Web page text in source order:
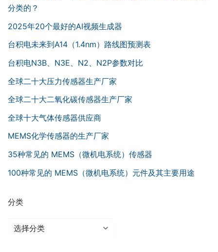
分类的？
2025年20个最好的AI视频生成器
台积电未来到A14（1.4nm）路线图预测表
台积电N3B、N3E、N2、N2P参数对比
全球二十大压力传感器生产厂家
全球二十大二氧化碳传感器生产厂家
全球十大气体传感器供应商
MEMS化学传感器的生产厂家
35种常见的 MEMS（微机电系统）传感器
100种常见的 MEMS（微机电系统）元件及其主要用途
分类
分